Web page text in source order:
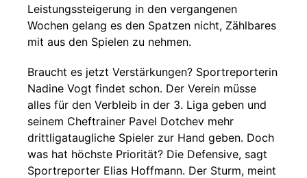
Leistungssteigerung in den vergangenen
Wochen gelang es den Spatzen nicht, Zählbares
mit aus den Spielen zu nehmen.
Braucht es jetzt Verstärkungen? Sportreporterin
Nadine Vogt findet schon. Der Verein müsse
alles für den Verbleib in der 3. Liga geben und
seinem Cheftrainer Pavel Dotchev mehr
drittligataugliche Spieler zur Hand geben. Doch
was hat höchste Priorität? Die Defensive, sagt
Sportreporter Elias Hoffmann. Der Sturm, meint